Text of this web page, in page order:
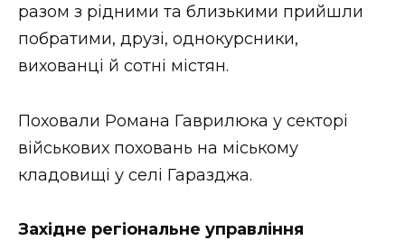
разом з рідними та близькими прийшли
побратими, друзі, однокурсники,
вихованці й сотні містян.
Поховали Романа Гаврилюка у секторі
військових поховань на міському
кладовищі у селі Гаразджа.
Західне регіональне управління